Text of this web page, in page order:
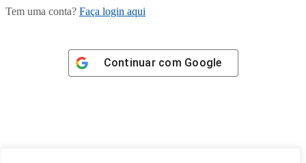
Tem uma conta? Faça login aqui
Continuar com Google